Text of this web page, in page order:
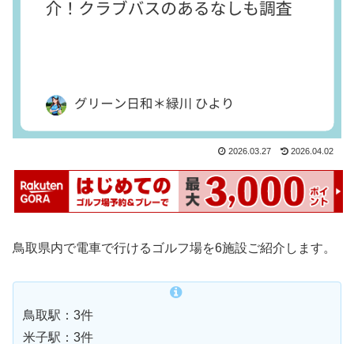
2026.03.27 2026.04.02
鳥取県内で電車で行けるゴルフ場を6施設ご紹介します。
鳥取駅：3件
米子駅：3件